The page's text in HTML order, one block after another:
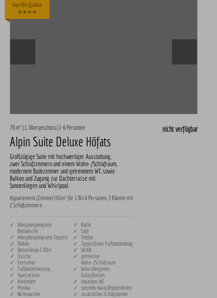
Geprüfte Qualität
✭✭✭✭
70 m² | 1. Obergeschoss | 1-6 Personen
Alpin Suite Deluxe Höfats
Großzügige Suite mit hochwertiger Ausstattung,
zwei Schlafzimmern und einem Wohn-/Schlafraum,
modernem Badezimmer und getrenntem WC sowie
Balkon und Zugang zur Dachterrasse mit
Sonnenliegen und Whirlpool.
Appartement (Zimmer) 65m² für 1 Bis 6 Personen, 3 Räume mit
2 Schlafzimmern
✓ Allergikergeeignete
Bettwäsche
✓ Allergikergeeigneter Teppich
✓ Balkon
✓ Bettenlänge 2.00m
✓ Dusche
✓ Fernseher
✓ Fußbodenheizung
✓ Haartrockner
✓ Kinderbett
✓ Minibar
✓ Nichtraucher
✓ Radio
✓ Safe
✓ Telefon
✓ Teppichfreier Fußbodenbelag
✓ WLAN
✓ getrennter
Wohn-/Schlafraum
✓ keine allergenen
Grünpflanzen
✓ separates WC
✓ spezielle Hautpflegeprodukte
✓ zusätzliches Schlafzimmer
nicht verfügbar